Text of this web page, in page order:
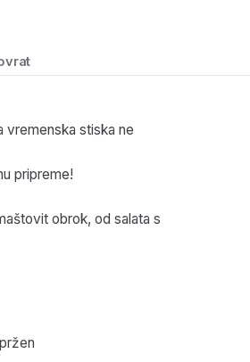
vremenska stiska ne
pripreme!
obrok, od salata s